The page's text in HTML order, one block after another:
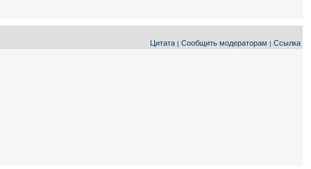
Цитата | Сообщить модераторам | Ссылка